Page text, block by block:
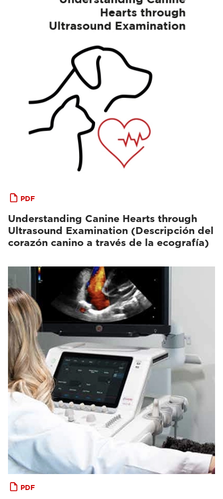
PDF
Understanding Canine Hearts through
Ultrasound Examination (Descripción del
corazón canino a través de la ecografía)
PDF